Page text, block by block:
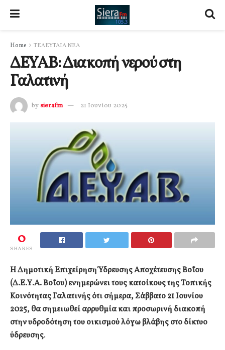
Home ΤΕΛΕΥΤΑΙΑ ΝΕΑ
ΔΕΥΑΒ: Διακοπή νερού στη
Γαλατινή
by sierafm 21 Ιουνίου 2025
0
SHARES
Η Δημοτική Επιχείρηση Ύδρευσης Αποχέτευσης Βοΐου
(Δ.Ε.Υ.Α. Βοΐου) ενημερώνει τους κατοίκους της Τοπικής
Κοινότητας Γαλατινής ότι σήμερα, Σάββατο 21 Ιουνίου
2025, θα σημειωθεί αρρυθμία και προσωρινή διακοπή
στην υδροδότηση του οικισμού λόγω βλάβης στο δίκτυο
ύδρευσης.